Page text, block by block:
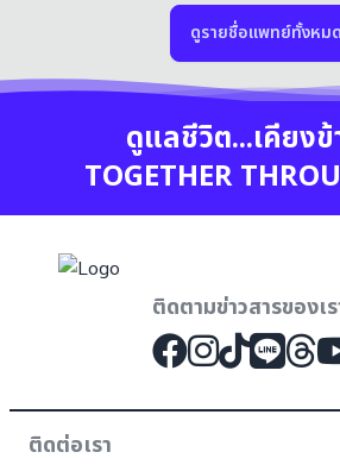
ดูรายชื่อแพทย์ทั้งหมด
ดูแลชีวิต...เคียง
TOGETHER
ติดตามข่าวสารของเ
ติดต่อเรา